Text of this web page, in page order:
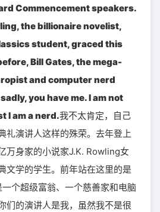
Commencement speakers.
the billionaire novelist,
student, graced this
Bill Gates, the mega-
and computer nerd
you have me. I am not
I am a nerd.我不太肯定，自己
礼演讲人这样的殊荣。去年登上
万身家的小说家J.K. Rowling女
文学的学生。前年站在这里的是
个超级富翁、一个慈善家和电脑
们的演讲人是我，虽然我不是很